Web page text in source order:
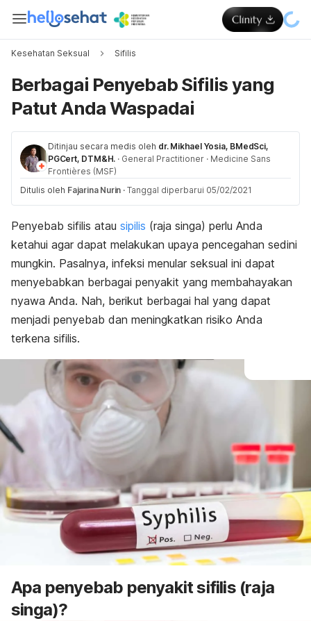
Kesehatan Seksual Sifilis
Berbagai Penyebab Sifilis yang
Patut Anda Waspadai
Ditinjau secara medis oleh dr. Mikhael Yosia, BMedSci,
PGCert, DTM&H. · General Practitioner · Medicine Sans
Frontières (MSF)
Ditulis oleh Fajarina Nurin · Tanggal diperbarui 05/02/2021
Penyebab sifilis atau sipilis (raja singa) perlu Anda
ketahui agar dapat melakukan upaya pencegahan sedini
mungkin. Pasalnya, infeksi menular seksual ini dapat
menyebabkan berbagai penyakit yang membahayakan
nyawa Anda. Nah, berikut berbagai hal yang dapat
menjadi penyebab dan meningkatkan risiko Anda
terkena sifilis.
Apa penyebab penyakit sifilis (raja
singa)?